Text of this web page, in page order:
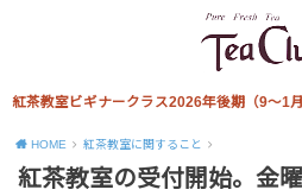
紅茶教室ビギナークラス2026年後期（9～1
HOME 紅茶教室に関すること
紅茶教室の受付開始。金